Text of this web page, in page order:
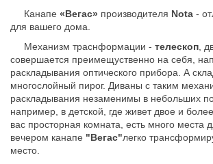
Канапе «Вегас» производителя Nota-
для вашего дома.
Механизм траснформации - телескоп,
совершается преимещуственно на себя,
раскладывания оптического прибора. А
многослойный пирог. Диваны с таким
раскладывания незаменимы в небольших
например, в детской, где живет двое и
вас просторная комната, есть много места
вечером канапе "Вегас"легко
место.